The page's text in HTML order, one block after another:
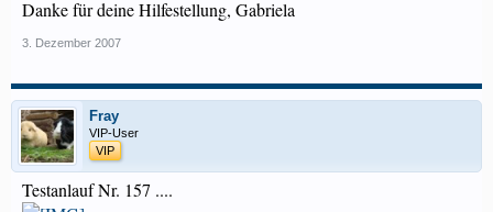
Danke für deine Hilfestellung, Gabriela
3. Dezember 2007
Fray
VIP-User
VIP
Testanlauf Nr. 157 ....